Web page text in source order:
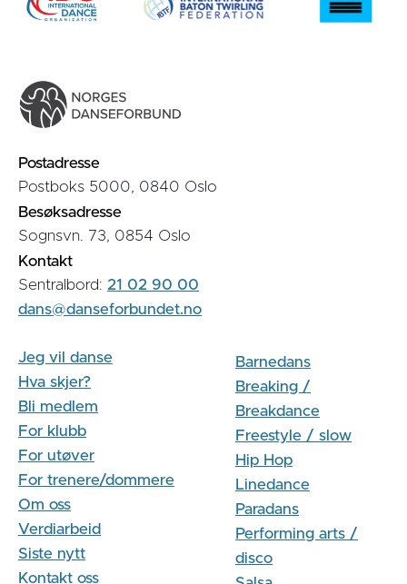
Postadresse
Postboks 5000, 0840 Oslo
Besøksadresse
Sognsvn. 73, 0854 Oslo
Kontakt
Sentralbord: 21 02 90 00
dans@danseforbundet.no
Jeg vil danse
Hva skjer?
Bli medlem
For klubb
For utøver
For trenere/dommere
Om oss
Verdiarbeid
Siste nytt
Kontakt oss
Barnedans
Breaking /
Breakdance
Freestyle / slow
Hip Hop
Linedance
Paradans
Performing arts /
disco